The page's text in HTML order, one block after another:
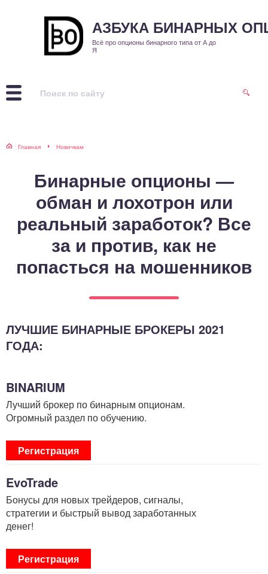
АЗБУКА БИНАРНЫХ
Всё про опционы бинарного типа от А до
Я
Главная Новичкам
Бинарные опционы —
обман и лохотрон или
реальный заработок? Все
за и против, как не
попасться на мошенников
ЛУЧШИЕ БИНАРНЫЕ БРОКЕРЫ 2021
ГОДА:
BINARIUM
Лучший брокер по бинарным опционам.
Огромный раздел по обучению.
Регистрация
EvoTrade
Бонусы для новых трейдеров, сигналы,
стратегии и быстрый вывод заработанных
денег!
Регистрация